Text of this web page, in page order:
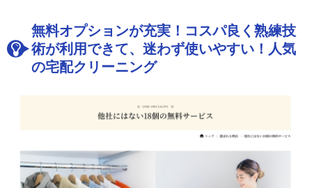
無料オプションが充実！コスパ良く熟練技
術が利用できて、迷わず使いやすい！人気
の宅配クリーニング